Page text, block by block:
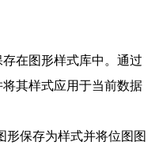
在图形样式库中。通过
其样式应用于当前数据
形保存为样式并将位图图